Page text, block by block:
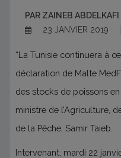
PARZAINEB ABDELKAFI
23 JANVIER 2019
“La Tunisie continuera à
déclaration de Malte
des stocks de poissons
ministre de l’Agriculture,
de la Pêche, Samir Taieb.
Intervenant, mardi 22